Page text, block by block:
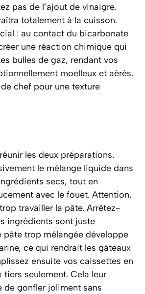
pas de l’ajout de vinaigre,
totalement à la cuisson.
: au contact du bicarbonate
une réaction chimique qui
bulles de gaz, rendant vos
moelleux et aérés.
chef pour une texture
les deux préparations.
le mélange liquide dans
secs, tout en
avec le fouet. Attention,
travailler la pâte. Arrêtez-
ingrédients sont juste
pâte trop mélangée développe
ce qui rendrait les gâteaux
ensuite vos caissettes en
tiers seulement. Cela leur
de gonfler joliment sans